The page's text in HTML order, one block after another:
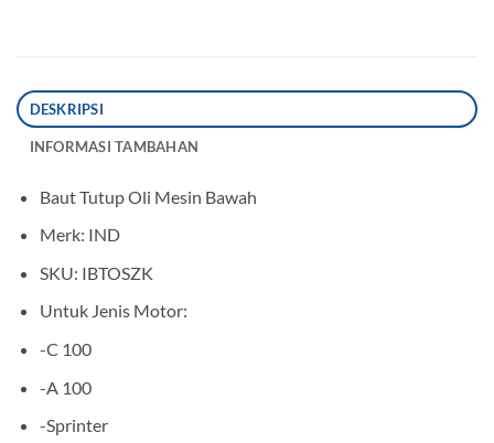
DESKRIPSI
INFORMASI TAMBAHAN
Baut Tutup Oli Mesin Bawah
Merk: IND
SKU: IBTOSZK
Untuk Jenis Motor:
-C 100
-A 100
-Sprinter